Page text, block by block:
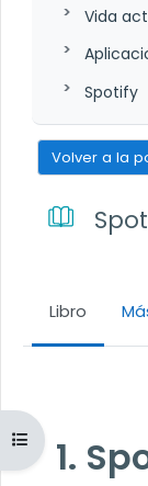
Abrir índice del
Vida
Spotify
Volver a la
Libro
1.